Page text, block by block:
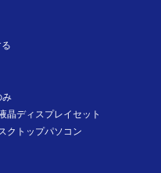
み
晶ディスプレイセット
クトップパソコン